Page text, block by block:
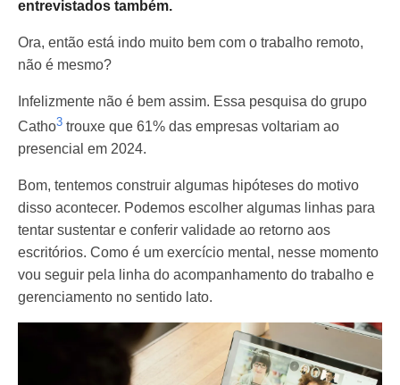
entrevistados também.
Ora, então está indo muito bem com o trabalho remoto,
não é mesmo?
Infelizmente não é bem assim. Essa pesquisa do grupo
Catho3 trouxe que 61% das empresas voltariam ao
presencial em 2024.
Bom, tentemos construir algumas hipóteses do motivo
disso acontecer. Podemos escolher algumas linhas para
tentar sustentar e conferir validade ao retorno aos
escritórios. Como é um exercício mental, nesse momento
vou seguir pela linha do acompanhamento do trabalho e
gerenciamento no sentido lato.